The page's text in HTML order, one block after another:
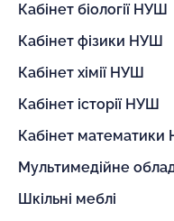
Кабінет біології НУШ
Кабінет фізики НУШ
Кабінет хімії НУШ
Кабінет історії НУШ
Кабінет
Мультимедійне
Шкільні меблі